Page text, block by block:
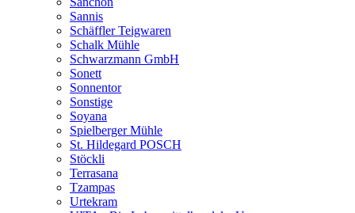
Sannis
Schäffler Teigwaren
Schalk Mühle
Schwarzmann GmbH
Sonett
Sonnentor
Sonstige
Soyana
Spielberger Mühle
St. Hildegard POSCH
Stöckli
Terrasana
Tzampas
Urtekram